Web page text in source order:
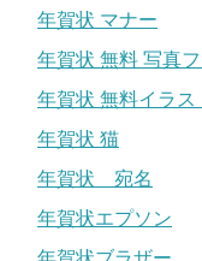
年賀状 マナー
年賀状 無料 写真
年賀状 無料イラス
年賀状 猫
年賀状 宛名
年賀状エプソン